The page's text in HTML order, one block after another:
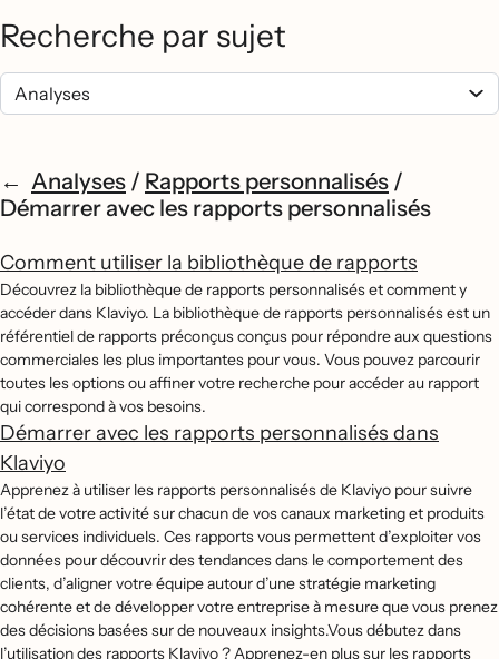
Recherche par sujet
Analyses / Rapports personnalisés /
Démarrer avec les rapports personnalisés
Comment utiliser la bibliothèque de rapports
Découvrez la bibliothèque de rapports personnalisés et comment y
accéder dans Klaviyo. La bibliothèque de rapports personnalisés est un
référentiel de rapports préconçus conçus pour répondre aux questions
commerciales les plus importantes pour vous. Vous pouvez parcourir
toutes les options ou affiner votre recherche pour accéder au rapport
qui correspond à vos besoins.
Démarrer avec les rapports personnalisés dans
Klaviyo
Apprenez à utiliser les rapports personnalisés de Klaviyo pour suivre
l’état de votre activité sur chacun de vos canaux marketing et produits
ou services individuels. Ces rapports vous permettent d’exploiter vos
données pour découvrir des tendances dans le comportement des
clients, d’aligner votre équipe autour d’une stratégie marketing
cohérente et de développer votre entreprise à mesure que vous prenez
des décisions basées sur de nouveaux insights.Vous débutez dans
l’utilisation des rapports Klaviyo ? Apprenez-en plus sur les rapports